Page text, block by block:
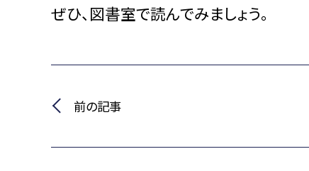
ぜひ、図書室で読んでみましょう。
前の記事